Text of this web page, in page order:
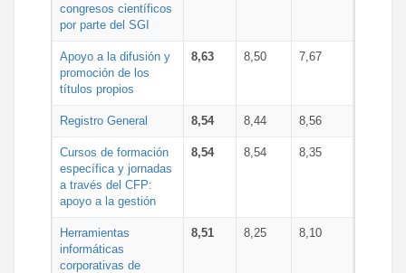
congresos científicos
por parte del SGI
Apoyo a la difusión y
promoción de los
títulos propios
8,63 8,50 7,67
Registro General 8,54 8,44 8,56
Cursos de formación
específica y jornadas
a través del CFP:
apoyo a la gestión
8,54 8,54 8,35
Herramientas
informáticas
corporativas de
8,51 8,25 8,10